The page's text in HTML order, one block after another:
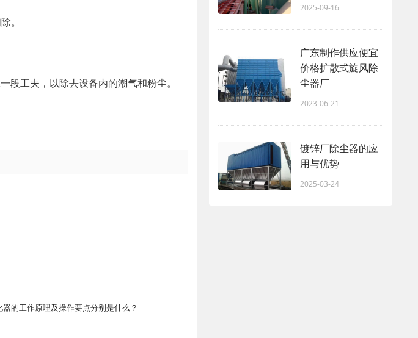
。
工夫，以除去设备内的潮气和粉尘。
器的工作原理及操作要点分别是什么？
2025-09-16
广东制作供应便宜
价格扩散式旋风除
尘器厂
2023-06-21
镀锌厂除尘器的应
用与优势
2025-03-24